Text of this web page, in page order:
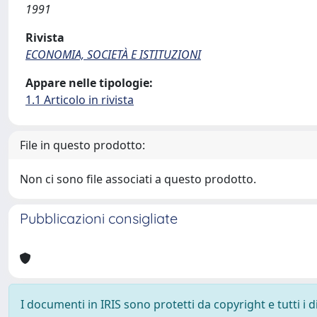
1991
Rivista
ECONOMIA, SOCIETÀ E ISTITUZIONI
Appare nelle tipologie:
1.1 Articolo in rivista
File in questo prodotto:
Non ci sono file associati a questo prodotto.
Pubblicazioni consigliate
I documenti in IRIS sono protetti da copyright e tutti i